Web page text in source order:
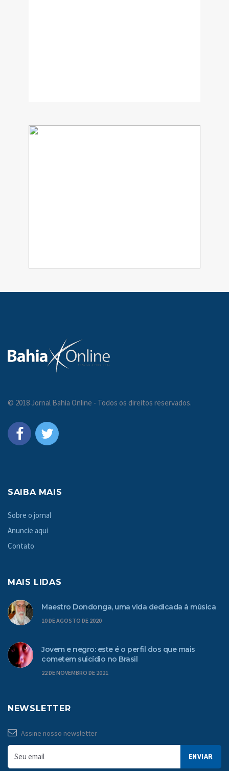
© 2018 Jornal Bahia Online - Todos os direitos reservados.
SAIBA MAIS
Sobre o jornal
Anuncie aqui
Contato
MAIS LIDAS
Maestro Dondonga, uma vida dedicada à música
10 DE AGOSTO DE 2020
Jovem e negro: este é o perfil dos que mais
cometem suicídio no Brasil
22 DE NOVEMBRO DE 2021
NEWSLETTER
Assine nosso newsletter